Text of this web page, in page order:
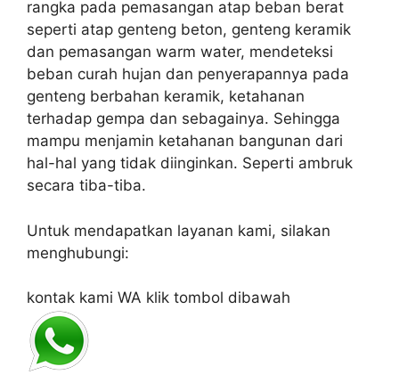
rangka pada pemasangan atap beban berat
seperti atap genteng beton, genteng keramik
dan pemasangan warm water, mendeteksi
beban curah hujan dan penyerapannya pada
genteng berbahan keramik, ketahanan
terhadap gempa dan sebagainya. Sehingga
mampu menjamin ketahanan bangunan dari
hal-hal yang tidak diinginkan. Seperti ambruk
secara tiba-tiba.
Untuk mendapatkan layanan kami, silakan
menghubungi:
kontak kami WA klik tombol dibawah